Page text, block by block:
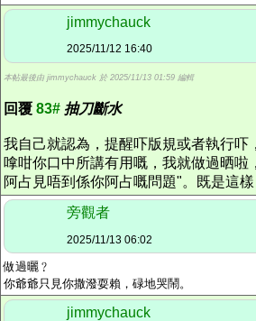
jimmychauck
2025/11/12 16:40
本帖最後由 jimmychauck 於 2025/11/13 01:59 編輯
回覆 83# 抽刀斷水
我自己就認為，提醒吓版規或者執行吓
嗱咁你口中所講有用嘅，我就做過晒
阿占見唔到係你阿占嘅問題"。既是這
旁觀者
2025/11/13 06:02
做過曬﹖
你爺爺只見你撒潑耍賴，碌地哭鬧。
jimmychauck